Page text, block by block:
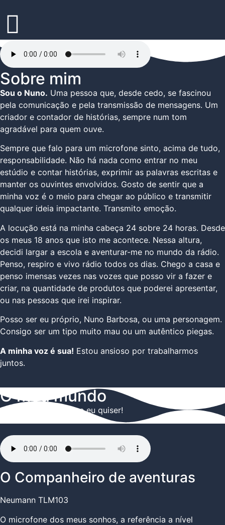
Sobre mim
Sou o Nuno. Uma pessoa que, desde cedo, se fascinou
pela comunicação e pela transmissão de mensagens. Um
criador e contador de histórias, sempre num tom
agradável para quem ouve.
Sempre que falo para um microfone sinto, acima de tudo,
responsabilidade. Não há nada como entrar no meu
estúdio e contar histórias, exprimir as palavras escritas e
manter os ouvintes envolvidos. Gosto de sentir que a
minha voz é o meio para chegar ao público e transmitir
qualquer ideia impactante. Transmito emoção.
A locução está na minha cabeça 24 sobre 24 horas. Desde
os meus 18 anos que isto me acontece. Nessa altura,
decidi largar a escola e aventurar-me no mundo da rádio.
Penso, respiro e vivo rádio todos os dias. Chego a casa e
penso imensas vezes nas vozes que posso vir a fazer e
criar, na quantidade de produtos que poderei apresentar,
ou nas pessoas que irei inspirar.
Posso ser eu próprio, Nuno Barbosa, ou uma personagem.
Consigo ser um tipo muito mau ou um autêntico piegas.
A minha voz é sua! Estou ansioso por trabalharmos
juntos.
O meu mundo
Onde posso ser o que eu quiser!
O Companheiro de aventuras
Neumann TLM103
O microfone dos meus sonhos, a referência a nível